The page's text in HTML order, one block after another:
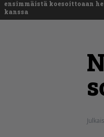
ensimmäistä koesoittoaan
kanssa